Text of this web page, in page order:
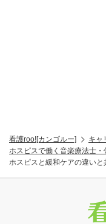
看護roo![カンゴルー]
キャ
ホスピスで働く音楽療法士・
ホスピスと緩和ケアの違い